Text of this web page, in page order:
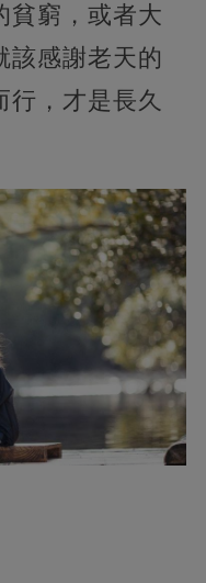
貧窮，或者大
該感謝老天的
行，才是長久